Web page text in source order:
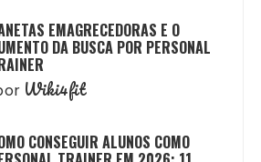
EMAGRECEDORAS E O
DA BUSCA POR PERSONAL
Wiki4fit
CONSEGUIR ALUNOS COMO